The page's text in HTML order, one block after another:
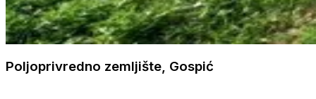
Poljoprivredno zemljište, Gospić